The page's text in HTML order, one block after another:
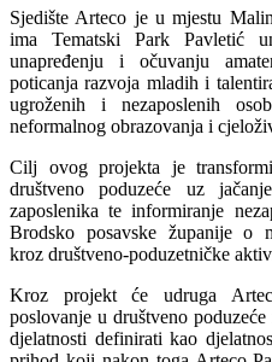
Sjedište Arteco je u mjestu
ima Tematski Park Pavletić
unapređenju i očuvanju
poticanja razvoja mladih i
ugroženih i nezaposlenih
neformalnog obrazovanja i
Cilj ovog projekta je
društveno poduzeće uz
zaposlenika te informiranje
Brodsko posavske županije o
kroz društveno-poduzetničke
Kroz projekt će udruga
poslovanje u društveno
djelatnosti definirati kao